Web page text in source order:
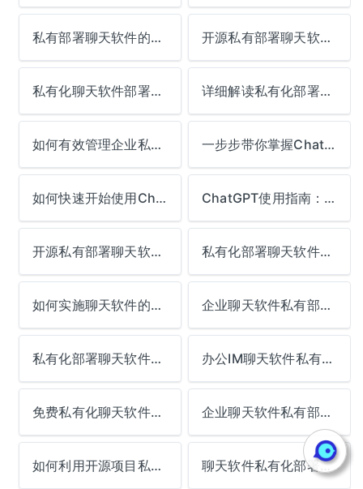
私有部署聊天软件的性能优化技巧 开源私有部署聊天软件的行业应用
私有化聊天软件部署的成功秘诀 详细解读私有化部署办公聊天软件
如何有效管理企业私有化聊天软件 一步步带你掌握ChatGPT的使用技巧
如何快速开始使用ChatGPT ChatGPT使用指南：从注册到实战
开源私有部署聊天软件的技术评测 私有化部署聊天软件对企业的影响
如何实施聊天软件的私有化部署 企业聊天软件私有部署的安全指南
私有化部署聊天软件的最佳选择 办公IM聊天软件私有部署的优劣势
免费私有化聊天软件部署方案 企业聊天软件私有部署的法律注意事项
如何利用开源项目私有化部署聊天软件 聊天软件私有化部署的实际操作流程